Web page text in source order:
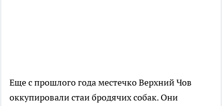
Еще с прошлого года местечко Верхний Чов
оккупировали стаи бродячих собак. Они